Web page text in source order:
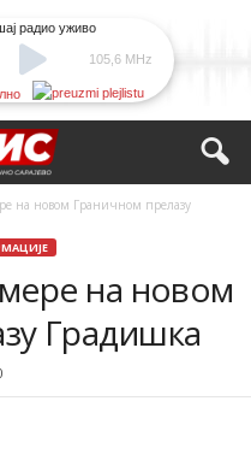
радио уживо
105,6 MHz
на новом Граничном прелазу
на новом
Градишка